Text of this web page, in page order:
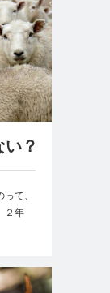
？
て、
２年